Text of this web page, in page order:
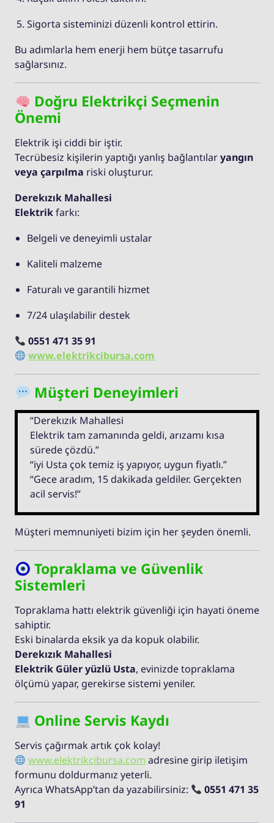
Sigorta sisteminizi düzenli kontrol ettirin.
Bu adımlarla hem enerji hem bütçe tasarrufu
sağlarsınız.
Doğru Elektrikçi Seçmenin
Önemi
Elektrik işi ciddi bir iştir.
Tecrübesiz kişilerin yaptığı yanlış bağlantılaryangın
veya çarpılma riski oluşturur.
Derekızık Mahallesi
Elektrikfarkı:
Belgeli ve deneyimli ustalar
Kaliteli malzeme
Faturalı ve garantili hizmet
7/24 ulaşılabilir destek
0551 471 35 91
www.elektrikcibursa.com
Müşteri Deneyimleri
“Derekızık Mahallesi
Elektrik tam zamanında geldi, arızamı kısa
sürede çözdü.”
“iyi Usta çok temiz iş yapıyor, uygun fiyatlı.”
“Gece aradım, 15 dakikada geldiler. Gerçekten
acil servis!”
Müşteri memnuniyeti bizim için her şeyden önemli.
Topraklama ve Güvenlik
Sistemleri
Topraklama hattı elektrik güvenliği için hayati öneme
sahiptir.
Eski binalarda eksik ya da kopuk olabilir.
Derekızık Mahallesi
Elektrik Güler yüzlü Usta, evinizde topraklama
ölçümü yapar, gerekirse sistemi yeniler.
Online Servis Kaydı
Servis çağırmak artık çok kolay!
www.elektrikcibursa.com adresine girip iletişim
formunu doldurmanız yeterli.
Ayrıca WhatsApp’tan da yazabilirsiniz:
0551 471 35
91